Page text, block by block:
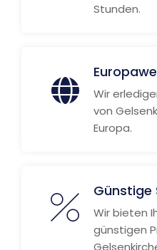
Stunden.
Wir
von
Europa.
Günstige
Wir bieten
günstigen